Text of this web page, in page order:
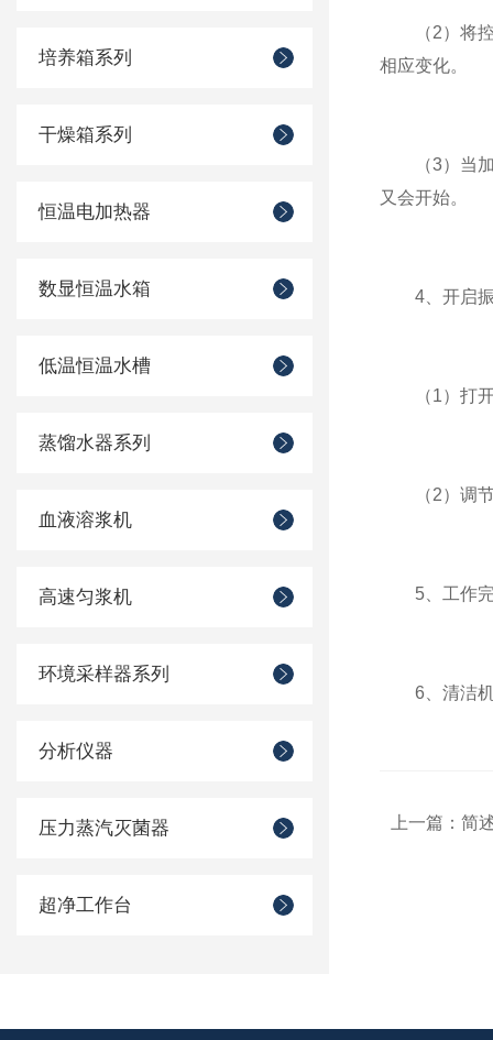
培养箱系列
干燥箱系列
恒温电加热器
数显恒温水箱
低温恒温水槽
蒸馏水器系列
血液溶浆机
高速匀浆机
环境采样器系列
分析仪器
压力蒸汽灭菌器
超净工作台
（2）将控
相应变化。
（3）当加
又会开始。
4、开启振
（1）打开
（2）调节
5、工作完
6、清洁机
上一篇： 简